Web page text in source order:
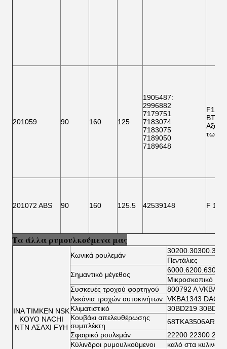
201059 90 160 125
1905487:
2996882
7179751
7183074
7183075
7189050
7189648
BTH
των
201072 ABS 90 160 125.5 42539148 F
Τα άλλα ρυμουλκούμενα μας
ΙΝΑ ΤΙΜΚΕΝ NSK
KOYO NACHI
NTN ΑΣΑΧΙ FYH
Κωνικά ρουλεμάν
Πεντάλιες
Σημαντικό μέγεθος
Μικροσκοπικό
Συσκευές τροχού φορτηγού
800792 Α VKBA
Λεκάνια τροχών αυτοκινήτων VKBA1343
Κλιματιστικό
30BD219
Κουβάκι απελευθέρωσης
συμπλέκτη
68TKA3506AR
Σφαιρικό ρουλεμάν
22200 22300
Κύλινδροι ρυμουλκούμενοι
καλό στα